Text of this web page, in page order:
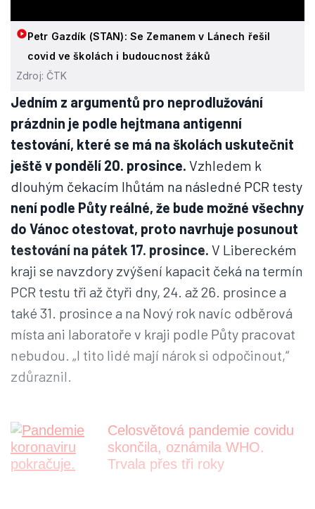
Petr Gazdík (STAN): Se Zemanem v Lánech řešil
covid ve školách i budoucnost žáků
Zdroj: ČTK
Jedním z argumentů pro neprodlužování
prázdnin je podle hejtmana antigenní
testování, které se má na školách uskutečnit
ještě v pondělí 20. prosince. Vzhledem k
dlouhým čekacím lhůtám na následné PCR testy
není podle Půty reálné, že bude možné všechny
do Vánoc otestovat, proto navrhuje posunout
testování na pátek 17. prosince. V Libereckém
kraji se navzdory zvýšení kapacit čeká na termín
PCR testu tři až čtyři dny, 24. až 26. prosince a
také 31. prosince a na Nový rok navíc odběrová
místa ani laboratoře v kraji podle Půty pracovat
nebudou. „I tito lidé mají nárok si odpočinout,“
zdůraznil.
Celosvětová pandemie covidu
skončila, oznámila WHO.
Trvala přes tři roky